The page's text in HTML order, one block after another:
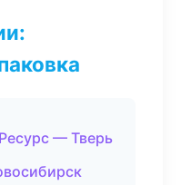
— Тверь